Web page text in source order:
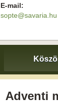
E-mail:
sopte@savaria.hu
Adventi